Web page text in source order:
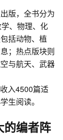
版，全书分为
、物理、化
括动物、植
；热点版块则
与航天、武器
入4500篇适
生阅读。
的编者阵